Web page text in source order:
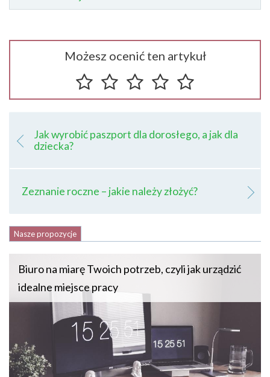
Możesz ocenić ten artykuł
Jak wyrobić paszport dla dorosłego, a jak dla
dziecka?
Zeznanie roczne – jakie należy złożyć?
Nasze propozycje
Biuro na miarę Twoich potrzeb, czyli jak urządzić
idealne miejsce pracy